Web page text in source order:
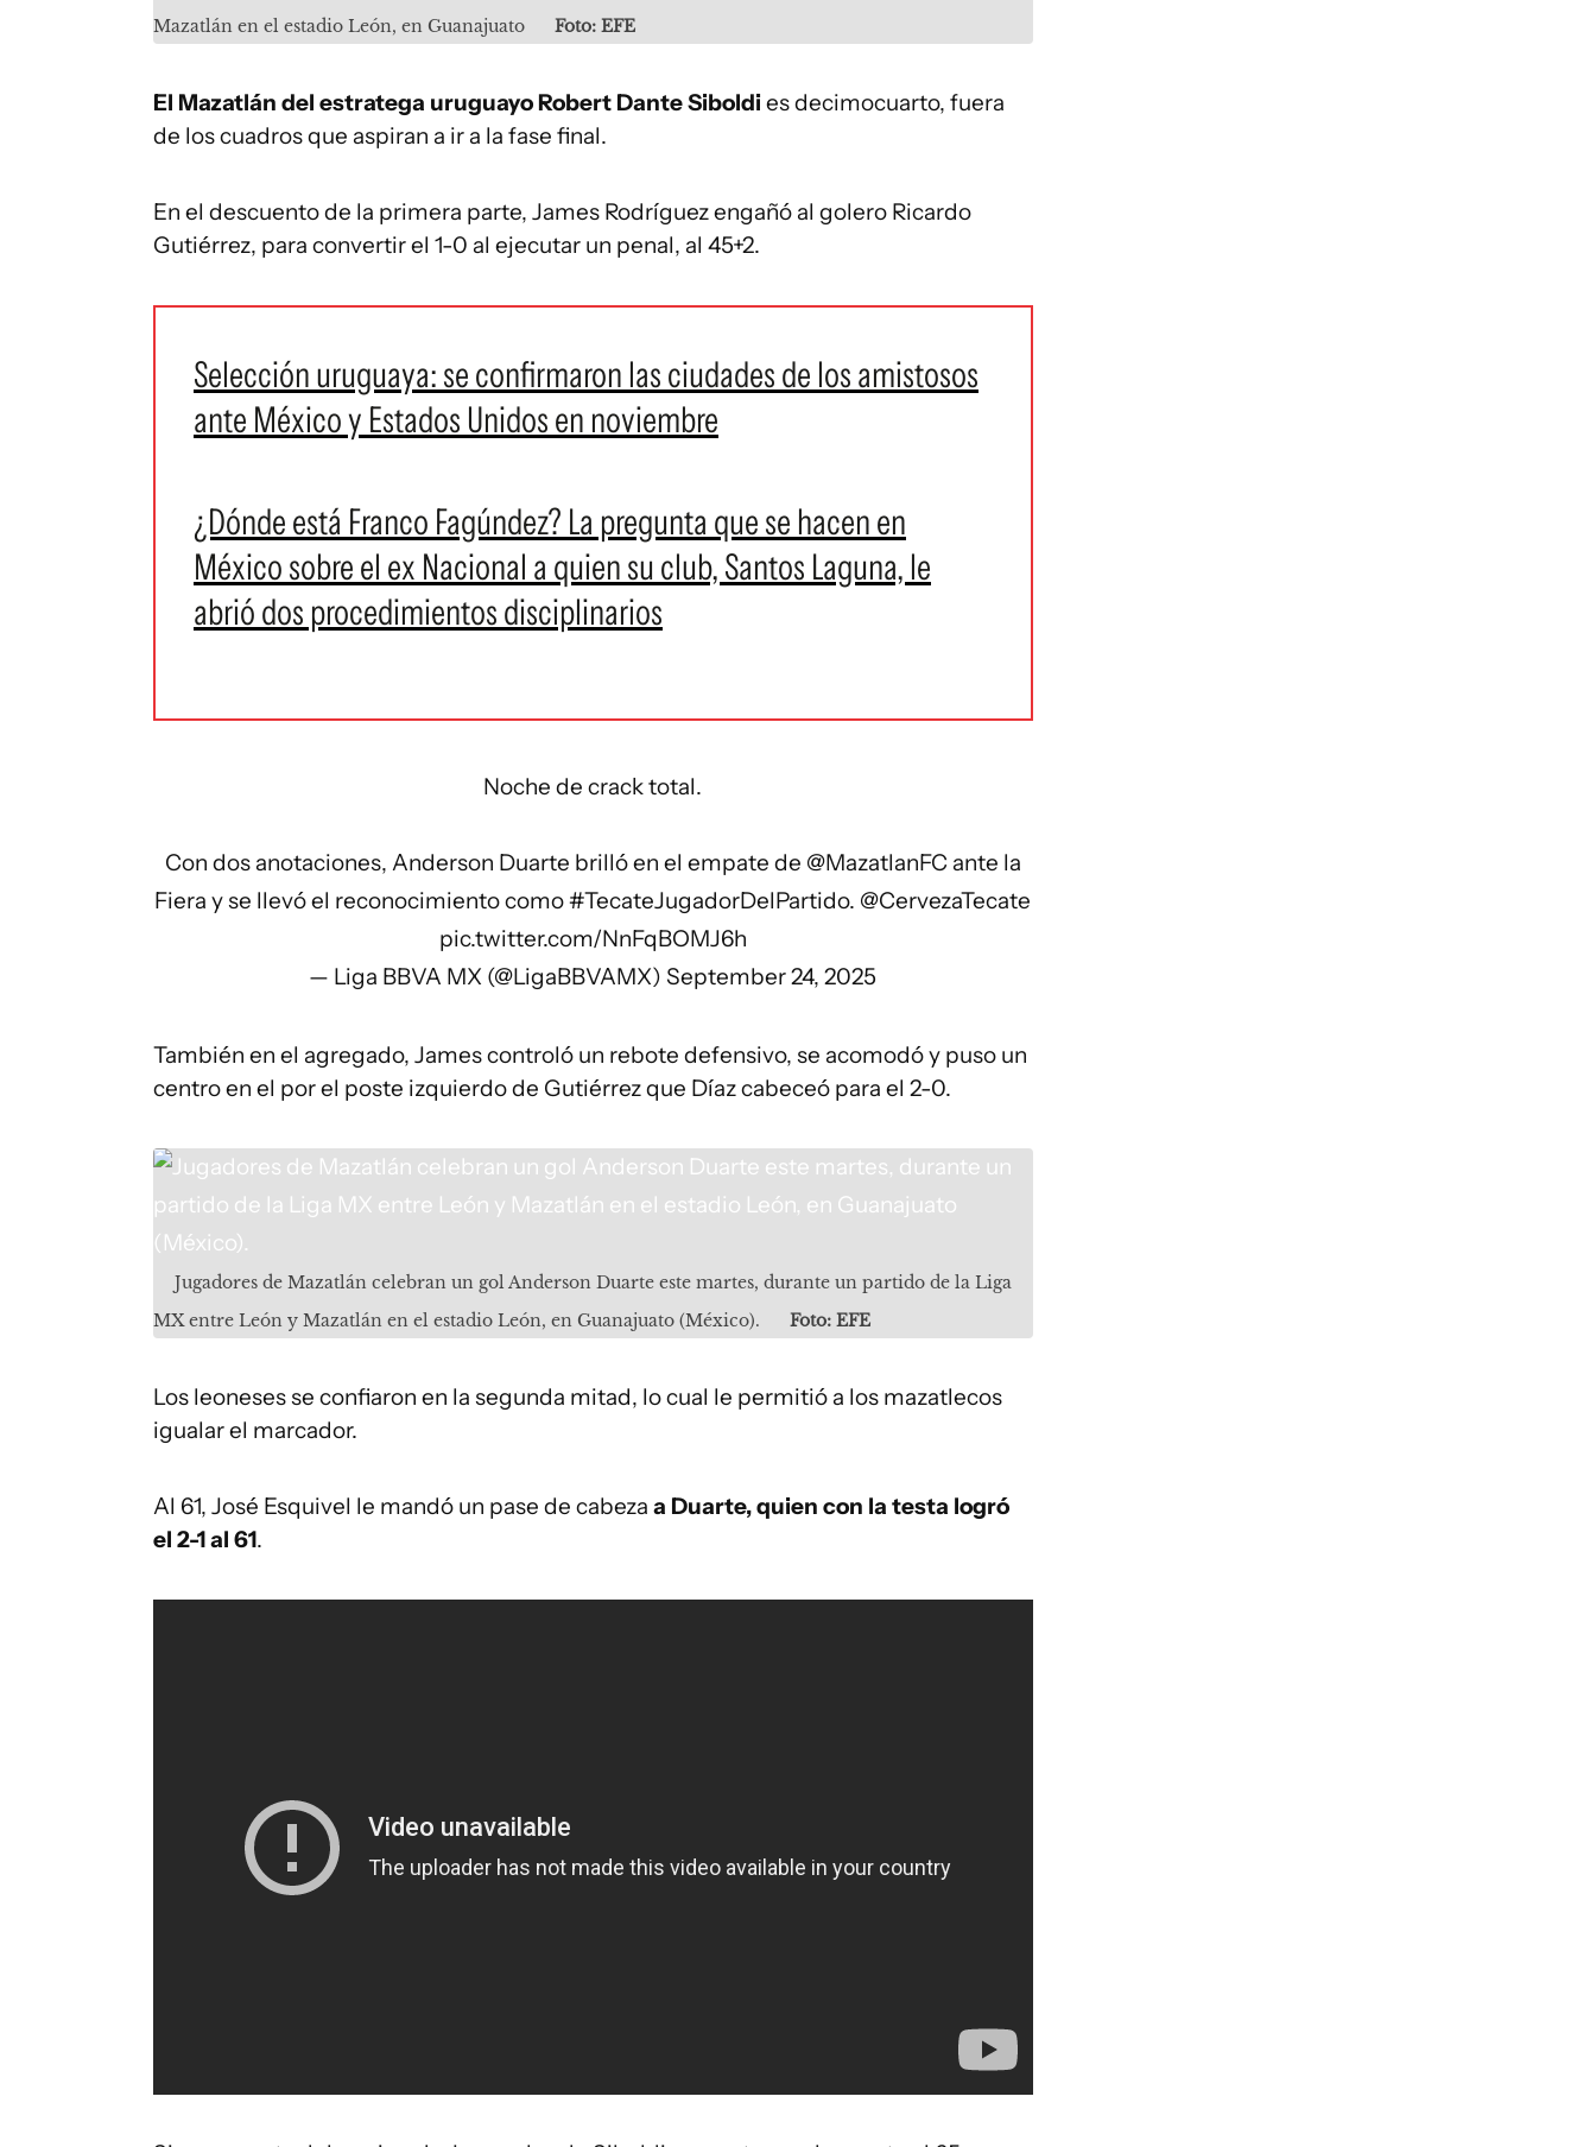
Mazatlán en el estadio León, en Guanajuato
Foto: EFE
El Mazatlán del estratega uruguayo Robert Dante Siboldi es decimocuarto, fuera
de los cuadros que aspiran a ir a la fase final.
En el descuento de la primera parte, James Rodríguez engañó al golero Ricardo
Gutiérrez, para convertir el 1-0 al ejecutar un penal, al 45+2.
Selección uruguaya: se confirmaron las ciudades de los amistosos
ante México y Estados Unidos en noviembre
¿Dónde está Franco Fagúndez? La pregunta que se hacen en
México sobre el ex Nacional a quien su club, Santos Laguna, le
abrió dos procedimientos disciplinarios
Noche de crack total.
Con dos anotaciones, Anderson Duarte brilló en el empate de @MazatlanFC ante la
Fiera y se llevó el reconocimiento como#TecateJugadorDelPartido. @CervezaTecate
pic.twitter.com/NnFqBOMJ6h
— Liga BBVA MX (@LigaBBVAMX) September 24, 2025
También en el agregado, James controló un rebote defensivo, se acomodó y puso un
centro en el por el poste izquierdo de Gutiérrez que Díaz cabeceó para el 2-0.
Jugadores de Mazatlán celebran un gol Anderson Duarte este martes, durante un partido de la Liga
MX entre León y Mazatlán en el estadio León, en Guanajuato (México).
Foto: EFE
Los leoneses se confiaron en la segunda mitad, lo cual le permitió a los mazatlecos
igualar el marcador.
Al 61, José Esquivel le mandó un pase de cabeza a Duarte, quien con la testa logró
el 2-1 al 61.